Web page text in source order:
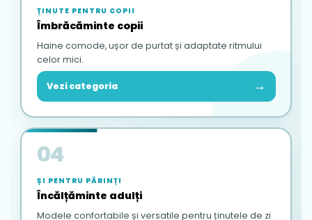
ȚINUTE PENTRU COPII
Îmbrăcăminte copii
Haine comode, ușor de purtat și adaptate ritmului
celor mici.
Vezi categoria →
04
ȘI PENTRU PĂRINȚI
Încălțăminte adulți
Modele confortabile și versatile pentru ținutele de zi